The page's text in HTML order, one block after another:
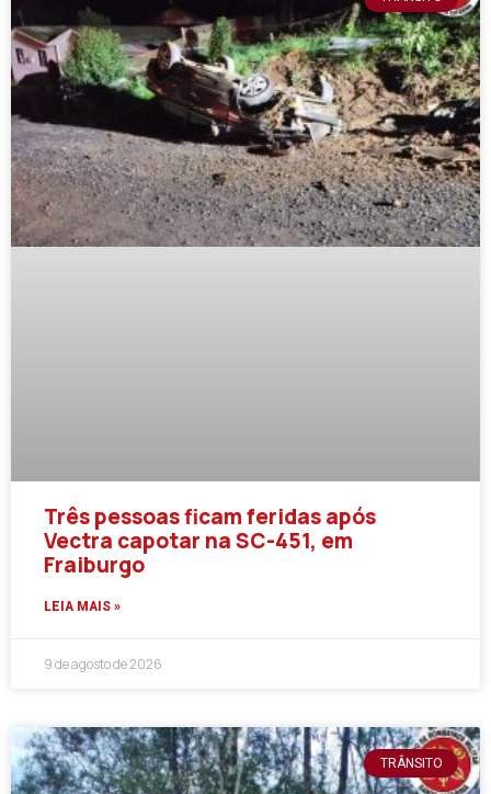
Três pessoas ficam feridas após
Vectra capotar na SC-451, em
Fraiburgo
LEIA MAIS »
9 de agosto de 2026
TRÂNSITO